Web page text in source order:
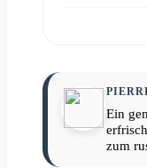
Ein
zum